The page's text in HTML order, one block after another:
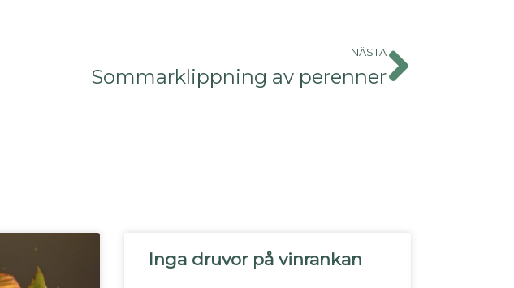
NÄSTA
Sommarklippning av perenner
Inga druvor på vinrankan